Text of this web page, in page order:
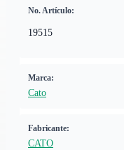
No. Artículo:
19515
Marca:
Cato
Fabricante:
CATO